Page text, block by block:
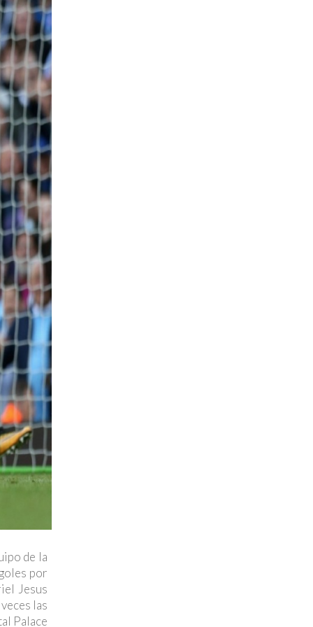
de la
por
Jesus
las
Palace